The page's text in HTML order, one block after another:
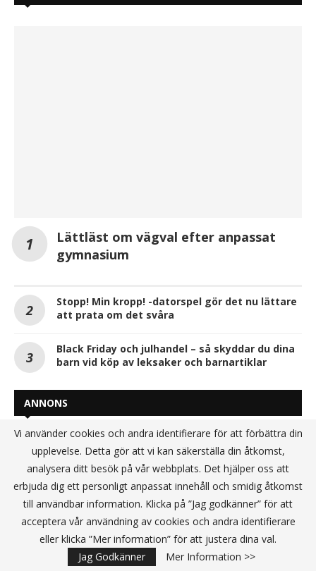
Lättläst om vägval efter anpassat
gymnasium
Stopp! Min kropp! -datorspel gör det nu lättare
att prata om det svåra
Black Friday och julhandel – så skyddar du dina
barn vid köp av leksaker och barnartiklar
ANNONS
Vi använder cookies och andra identifierare för att förbättra din
upplevelse. Detta gör att vi kan säkerställa din åtkomst,
analysera ditt besök på vår webbplats. Det hjälper oss att
erbjuda dig ett personligt anpassat innehåll och smidig åtkomst
till användbar information. Klicka på ”Jag godkänner” för att
acceptera vår användning av cookies och andra identifierare
eller klicka ”Mer information” för att justera dina val.
Jag Godkänner
Mer Information >>